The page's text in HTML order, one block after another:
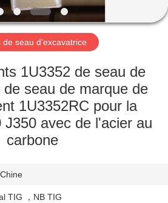
de seau d'excavatrice
1U3352 de seau de
seau de marque de
1U3352RC pour la
J350 avec de l'acier au
carbone
TIG ，NB TIG